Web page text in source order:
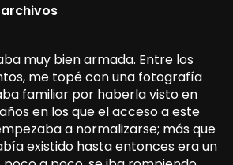
muy bien armada. Entre los
me topé con una fotografía
familiar por haberla visto en
en los que el acceso a este
a normalizarse; más que
existido hasta entonces era un